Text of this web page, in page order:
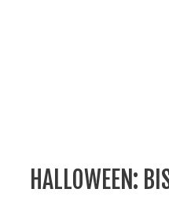
HALLOWEEN: